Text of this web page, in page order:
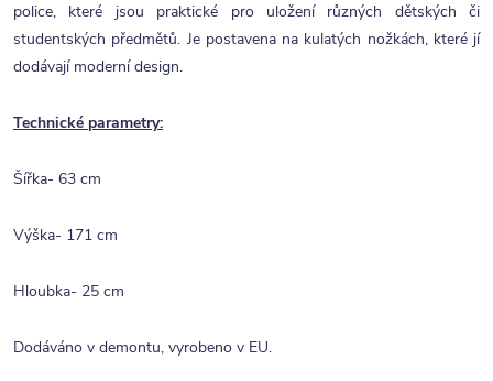
police, které jsou praktické pro uložení různých dětských či
studentských předmětů. Je postavena na kulatých nožkách, které jí
dodávají moderní design.
Technické parametry:
Šířka- 63 cm
Výška- 171 cm
Hloubka- 25 cm
Dodáváno v demontu, vyrobeno v EU.